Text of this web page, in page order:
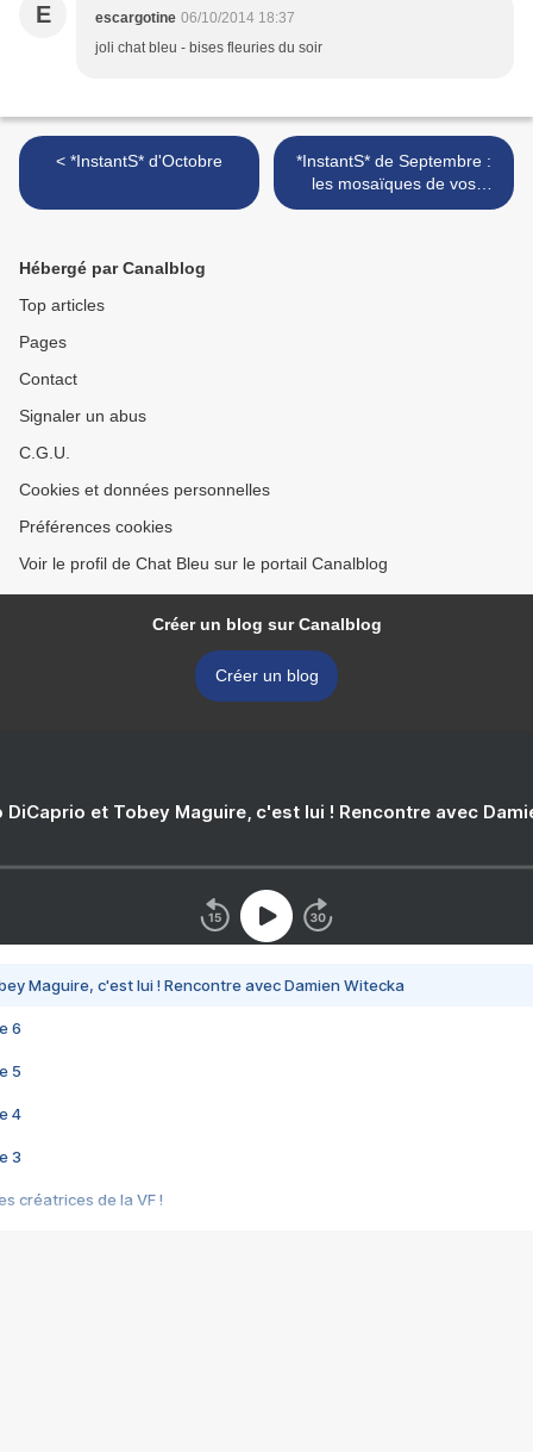
E escargotine 06/10/2014 18:37
joli chat bleu - bises fleuries du soir
< *InstantS* d'Octobre
*InstantS* de Septembre :
les mosaïques de vos
instants choisis >
Hébergé par Canalblog
Top articles
Pages
Contact
Signaler un abus
C.G.U.
Cookies et données personnelles
Préférences cookies
Voir le profil de Chat Bleu sur le portail Canalblog
Créer un blog sur Canalblog
Créer un blog
DiCaprio et Tobey Maguire, c'est lui ! Rencontre avec
Maguire, c'est lui ! Rencontre avec Damien Witecka
6
5
4
3
créatrices de la VF !